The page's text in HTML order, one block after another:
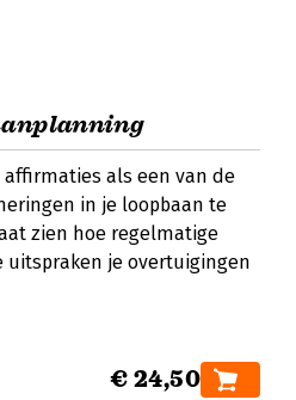
als een van de
in je loopbaan te
zien hoe regelmatige
uitspraken je overtuigingen
€ 24,50